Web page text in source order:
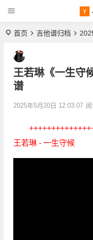
首页 吉他谱归档
王若琳《一生守
谱
2025年5月20日 12:03:07
王若琳 - 一生守候